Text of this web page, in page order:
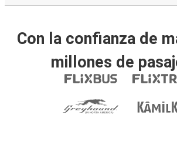
Con la confianza de
millones de